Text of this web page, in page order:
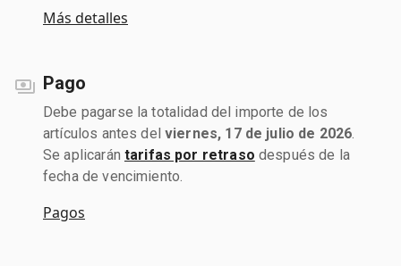
Más detalles
Pago
Debe pagarse la totalidad del importe de los
artículos antes del viernes, 17 de julio de 2026
Se aplicarán tarifas por retraso después de la
fecha de vencimiento.
Pagos